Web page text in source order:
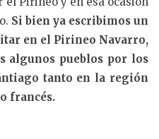
Si bien ya escribimos un
en el Pirineo Navarro,
algunos pueblos por los
tanto en la región
francés.